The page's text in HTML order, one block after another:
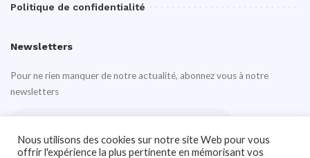
Politique de confidentialité
Newsletters
Pour ne rien manquer de notre actualité, abonnez vous à notre
newsletters
Nous utilisons des cookies sur notre site Web pour vous
offrir l'expérience la plus pertinente en mémorisant vos